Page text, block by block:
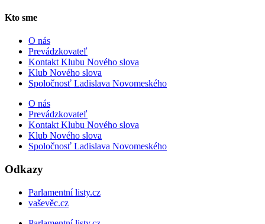
Kto sme
O nás
Prevádzkovateľ
Kontakt Klubu Nového slova
Klub Nového slova
Spoločnosť Ladislava Novomeského
O nás
Prevádzkovateľ
Kontakt Klubu Nového slova
Klub Nového slova
Spoločnosť Ladislava Novomeského
Odkazy
Parlamentní listy.cz
vaševěc.cz